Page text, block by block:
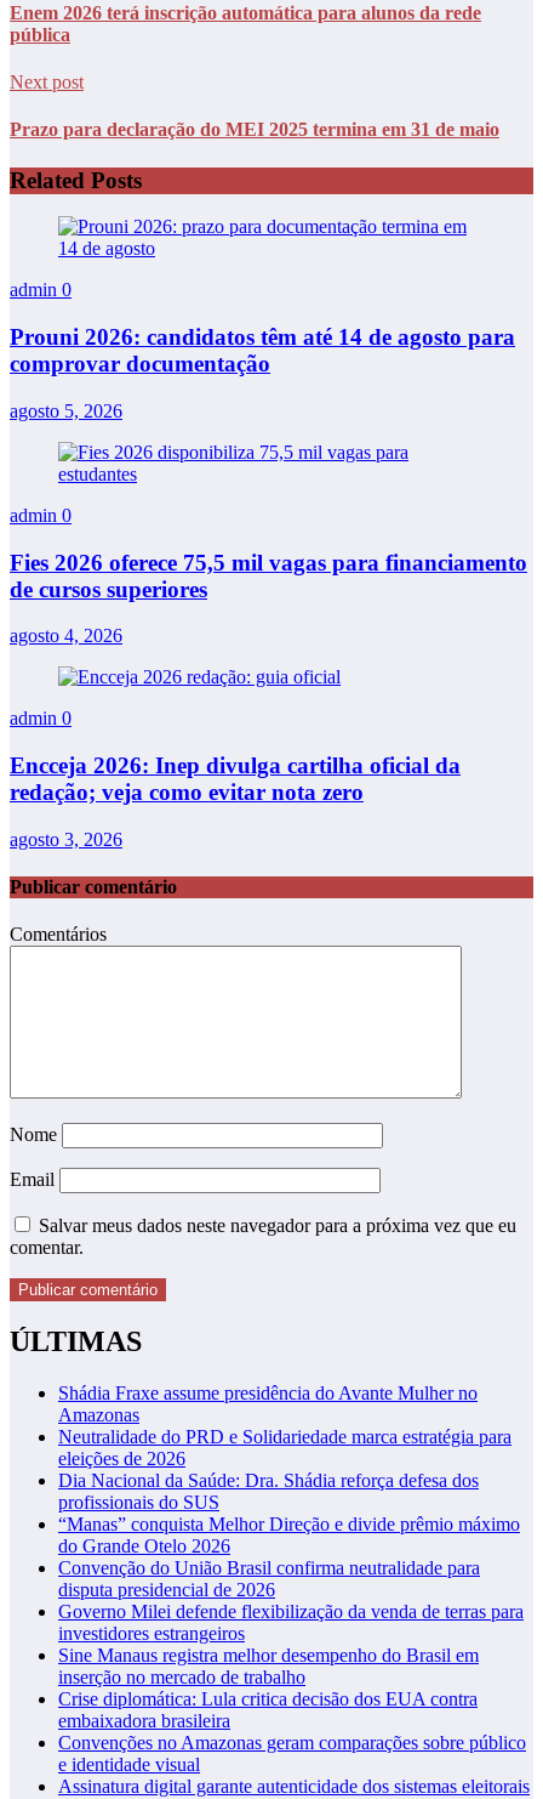
Enem 2026 terá inscrição automática para alunos da rede
pública
Next post
Prazo para declaração do MEI 2025 termina em 31 de maio
Related Posts
admin 0
Prouni 2026: candidatos têm até 14 de agosto para
comprovar documentação
agosto 5, 2026
admin 0
Fies 2026 oferece 75,5 mil vagas para financiamento
de cursos superiores
agosto 4, 2026
admin 0
Encceja 2026: Inep divulga cartilha oficial da
redação; veja como evitar nota zero
agosto 3, 2026
Publicar comentário
Comentários
Nome
Email
Salvar meus dados neste navegador para a próxima vez que eu
comentar.
ÚLTIMAS
Shádia Fraxe assume presidência do Avante Mulher no
Amazonas
Neutralidade do PRD e Solidariedade marca estratégia para
eleições de 2026
Dia Nacional da Saúde: Dra. Shádia reforça defesa dos
profissionais do SUS
“Manas” conquista Melhor Direção e divide prêmio máximo
do Grande Otelo 2026
Convenção do União Brasil confirma neutralidade para
disputa presidencial de 2026
Governo Milei defende flexibilização da venda de terras para
investidores estrangeiros
Sine Manaus registra melhor desempenho do Brasil em
inserção no mercado de trabalho
Crise diplomática: Lula critica decisão dos EUA contra
embaixadora brasileira
Convenções no Amazonas geram comparações sobre público
e identidade visual
Assinatura digital garante autenticidade dos sistemas eleitorais